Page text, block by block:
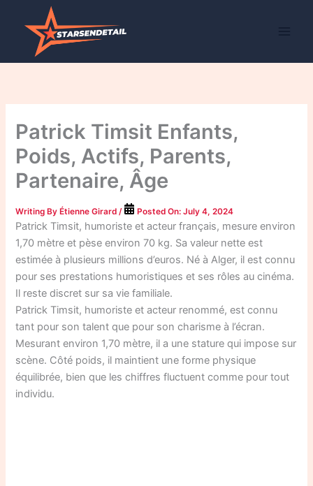
Patrick Timsit Enfants,
Poids, Actifs, Parents,
Partenaire, Âge
Writing ByÉtienne Girard / Posted On:July 4, 2024
Patrick Timsit, humoriste et acteur français, mesure environ
1,70 mètre et pèse environ 70 kg. Sa valeur nette est
estimée à plusieurs millions d’euros. Né à Alger, il est connu
pour ses prestations humoristiques et ses rôles au cinéma.
Il reste discret sur sa vie familiale.
Patrick Timsit, humoriste et acteur renommé, est connu
tant pour son talent que pour son charisme à l’écran.
Mesurant environ 1,70 mètre, il a une stature qui impose sur
scène. Côté poids, il maintient une forme physique
équilibrée, bien que les chiffres fluctuent comme pour tout
individu.